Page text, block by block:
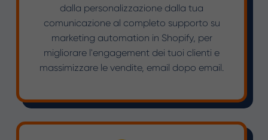
dalla personalizzazione dalla tua
comunicazione al completo supporto su
marketing automation in Shopify, per
migliorare l'engagement dei tuoi clienti e
massimizzare le vendite, email dopo email.